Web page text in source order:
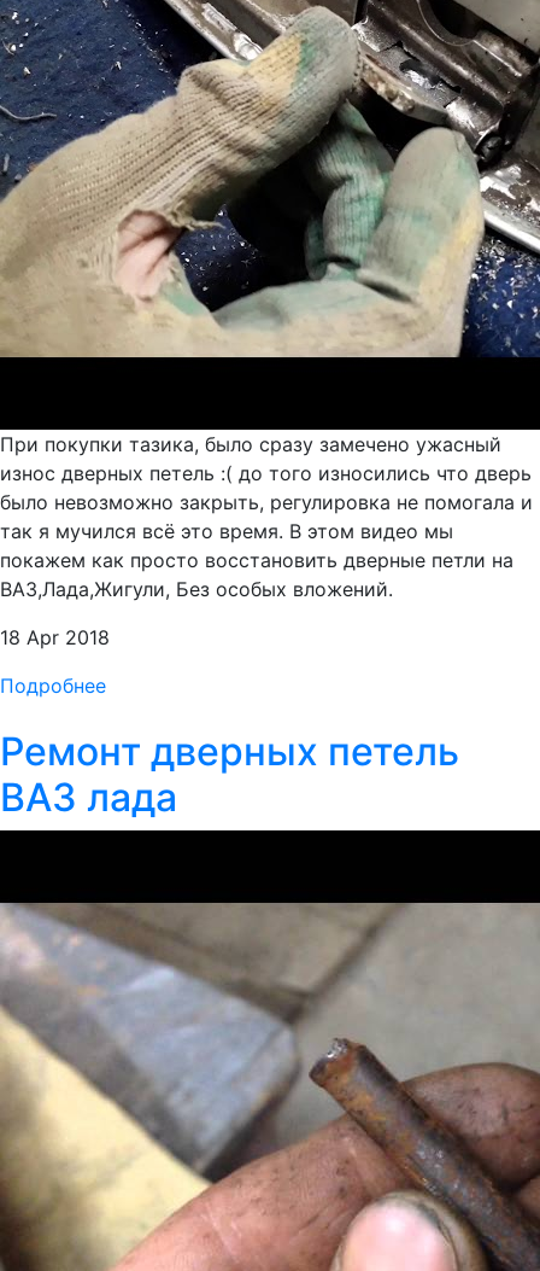
При покупки тазика, было сразу замечено ужасный
износ дверных петель :( до того износились что дверь
было невозможно закрыть, регулировка не помогала и
так я мучился всё это время. В этом видео мы
покажем как просто восстановить дверные петли на
ВАЗ,Лада,Жигули, Без особых вложений.
18 Apr 2018
Подробнее
Ремонт дверных петель
ВАЗ лада